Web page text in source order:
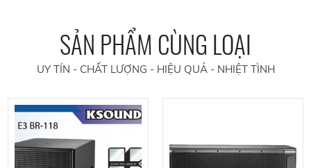
SẢN PHẨM CÙNG LOẠI
UY TÍN - CHẤT LƯỢNG - HIỆU QUẢ - NHIỆT TÌNH